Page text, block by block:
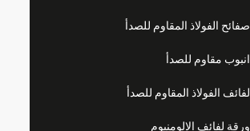
صفائح الفولاذ المقاوم للصدأ
انبوب مقاوم للصدأ
لفائف الفولاذ المقاوم للصدأ
ورقة لفائف الالومنيوم